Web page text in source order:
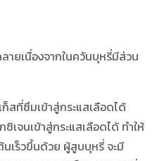
เนื่องจากในควันบุหรี่มีส่วน
ก็สที่ซึมเข้าสู่กระแสเลือดได้
เจนเข้าสู่กระแสเลือดได้ ทำให้
นเร็วขึ้นด้วย ผู้สูบบุหรี่ จะมี